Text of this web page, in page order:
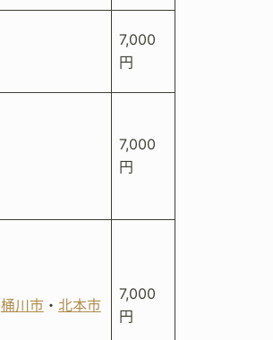
7,000
円
7,000
円
桶川市・ 北本市
7,000
円